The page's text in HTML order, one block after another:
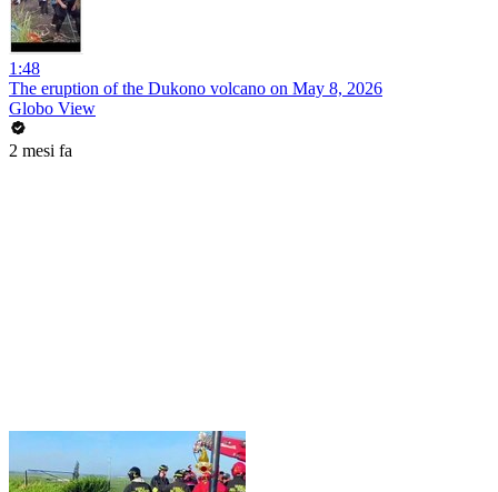
1:48
The eruption of the Dukono volcano on May 8, 2026
Globo View
2 mesi fa